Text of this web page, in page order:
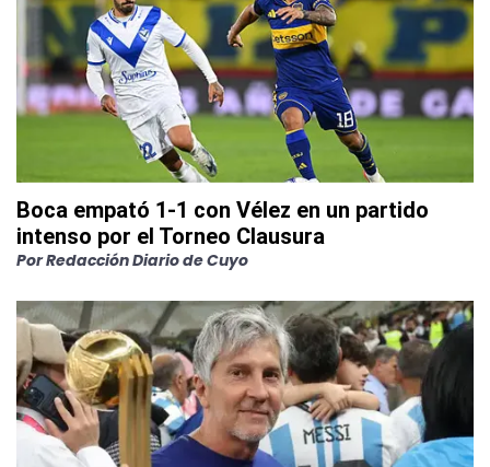
Boca empató 1-1 con Vélez en un partido
intenso por el Torneo Clausura
PorRedacción Diario de Cuyo